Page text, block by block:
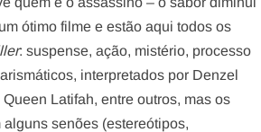
ótimo filme e estão aqui todos os
: suspense, ação, mistério, processo
interpretados por Denzel
Latifah, entre outros, mas os
senões (estereótipos,